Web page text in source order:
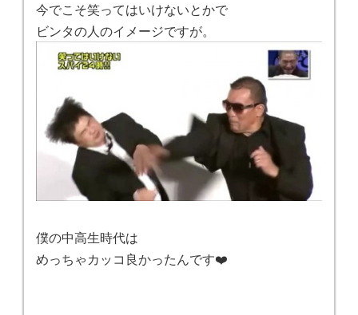
今でこそ笑ってはいけないとかで
ビンタの人のイメージですが。
僕の中高生時代は
めっちゃカッコ良かったんです❤️